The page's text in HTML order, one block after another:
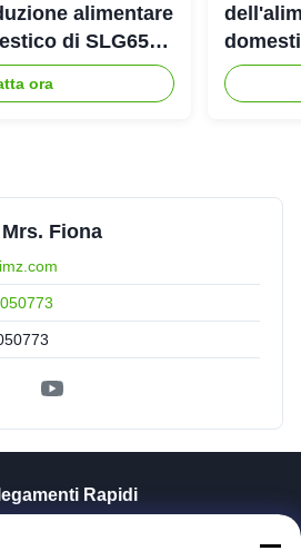
alimentare
di SLG65
a vite di
ora
Mrs. Fiona
Rapidi